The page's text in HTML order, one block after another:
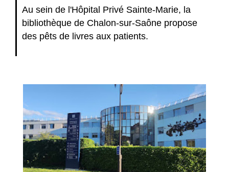
Au sein de l'Hôpital Privé Sainte-Marie, la
bibliothèque de Chalon-sur-Saône propose
des pêts de livres aux patients.